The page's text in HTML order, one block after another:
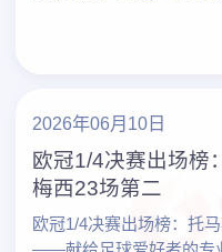
业进阶课”：既是对一段
2026年06月10日
欧冠1/4决赛出场榜
梅西23场第二
欧冠1/4决赛出场榜：托